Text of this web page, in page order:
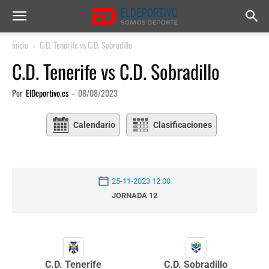
Inicio C.D. Tenerife vs C.D. Sobradillo
C.D. Tenerife vs C.D. Sobradillo
Por ElDeportivo.es - 08/08/2023
Calendario Clasificaciones
25-11-2023 12:00
JORNADA 12
C.D. Tenerife C.D. Sobradillo